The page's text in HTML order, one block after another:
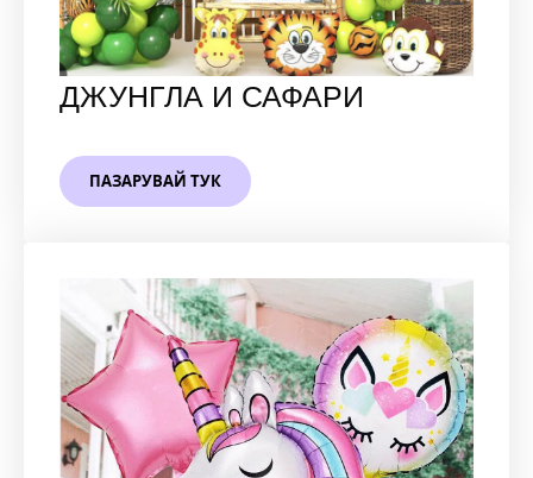
ДЖУНГЛА И САФАРИ
ПАЗАРУВАЙ ТУК